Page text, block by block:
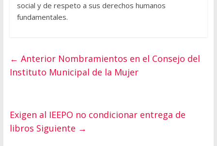
social y de respeto a sus derechos humanos
fundamentales.
← AnteriorNombramientos en el Consejo del
Instituto Municipal de la Mujer
Exigen al IEEPO no condicionar entrega de
libros Siguiente →